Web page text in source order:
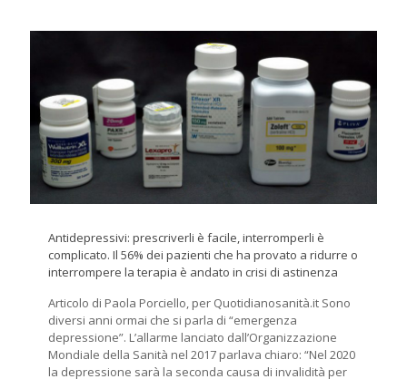
Antidepressivi: prescriverli è facile, interromperli è
complicato. Il 56% dei pazienti che ha provato a ridurre o
interrompere la terapia è andato in crisi di astinenza
Articolo di Paola Porciello, per Quotidianosanità.it Sono
diversi anni ormai che si parla di “emergenza
depressione”. L’allarme lanciato dall’Organizzazione
Mondiale della Sanità nel 2017 parlava chiaro: “Nel 2020
la depressione sarà la seconda causa di invalidità per